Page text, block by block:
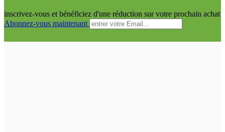
inscrivez-vous et bénéficiez d'une réduction sur votre prochain achat
Abonnez-vous maintenant